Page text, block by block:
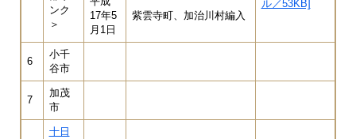
ンク
＞
ル／53KB]
17年5
月1日
紫雲寺町、加治川村編入
6
小千
谷市
7
加茂
市
十日